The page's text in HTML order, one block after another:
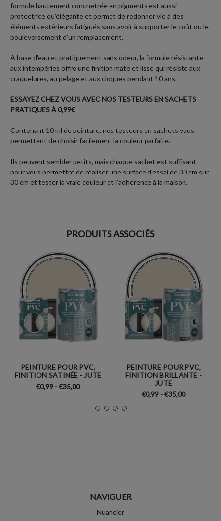
formule hautement concnetrée en pigments est aussi
protectrice qu'élégante et permet de redonner vie à des
éléments extérieurs fatigués sans avoir à supporter le coût ou le
bouleversement d'un remplacement.
A base d'eau et pratiquement sans odeur, la formule résistante
aux intempéries offre une finition mate et lisse qui résiste aux
craquelures, au pelage et aux cloques pendant 10 ans.
ESSAYEZ CHEZ VOUS AVEC NOS TESTEURS EN SACHETS
PRATIQUES À 0,99€
Contenant 10 ml de peinture, nos testeurs en sachets vous
permettent de choisir facilement la couleur parfaite.
Ils peuvent sembler petits, mais chaque sachet est suffisant
pour vous permettre de réaliser une surface d'essai de 30 cm sur
30 cm et tester la vraie couleur et l'adhérence à la maison.
PRODUITS ASSOCIÉS
PEINTURE POUR PVC,
FINITION SATINÉE - JUTE
€0,99 - €35,00
PEINTURE POUR PVC,
FINITION BRILLANTE -
JUTE
€0,99 - €35,00
NAVIGUER
Nuancier